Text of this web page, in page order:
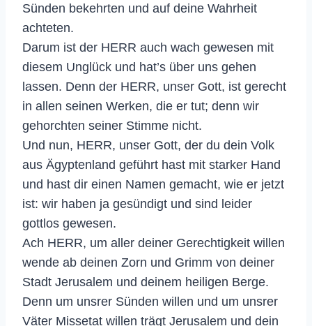
Sünden bekehrten und auf deine Wahrheit
achteten.
Darum ist der HERR auch wach gewesen mit
diesem Unglück und hat’s über uns gehen
lassen. Denn der HERR, unser Gott, ist gerecht
in allen seinen Werken, die er tut; denn wir
gehorchten seiner Stimme nicht.
Und nun, HERR, unser Gott, der du dein Volk
aus Ägyptenland geführt hast mit starker Hand
und hast dir einen Namen gemacht, wie er jetzt
ist: wir haben ja gesündigt und sind leider
gottlos gewesen.
Ach HERR, um aller deiner Gerechtigkeit willen
wende ab deinen Zorn und Grimm von deiner
Stadt Jerusalem und deinem heiligen Berge.
Denn um unsrer Sünden willen und um unsrer
Väter Missetat willen trägt Jerusalem und dein